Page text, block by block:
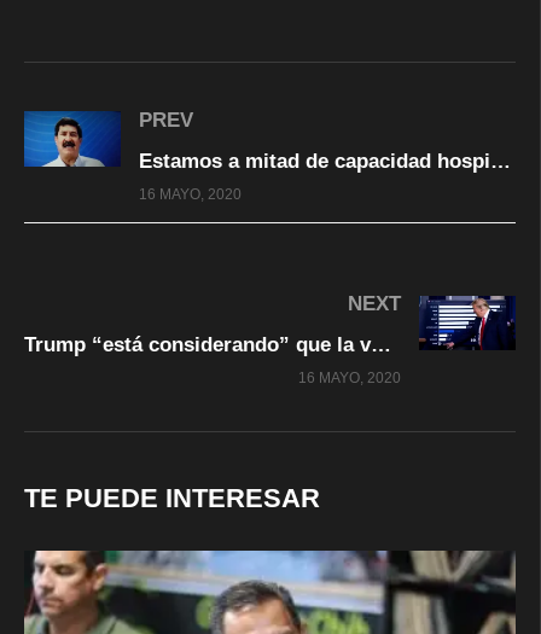
PREV
Estamos a mitad de capacidad hospitalaria y bajado casos de cuidados intensivos: Javier Corral
16 MAYO, 2020
NEXT
Trump “está considerando” que la vacuna contra el coronavirus sea de acceso gratuito
16 MAYO, 2020
TE PUEDE INTERESAR